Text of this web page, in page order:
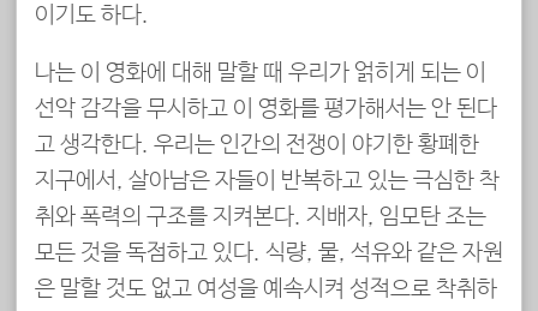
이기도 하다.
나는 이 영화에 대해 말할 때 우리가 얽히게 되는 이
선악 감각을 무시하고 이 영화를 평가해서는 안 된다
고 생각한다. 우리는 인간의 전쟁이 야기한 황폐한
지구에서, 살아남은 자들이 반복하고 있는 극심한 착
취와 폭력의 구조를 지켜본다. 지배자, 임모탄 조는
모든 것을 독점하고 있다. 식량, 물, 석유와 같은 자원
은 말할 것도 없고 여성을 예속시켜 성적으로 착취하